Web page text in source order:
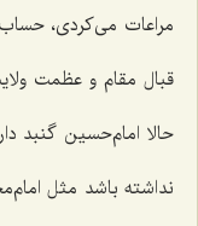
مراعات می‌كردی،
قبال مقام و عظمت
حالا امام‌حسین گنبد
نداشته باشد مثل